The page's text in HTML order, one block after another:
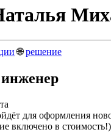
🌐решение
для оформления
включено в стоимость!)